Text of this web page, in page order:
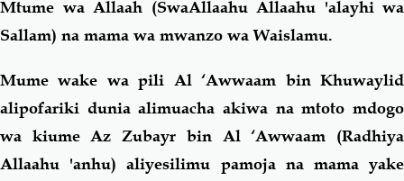
Mtume wa Allaah (SwaAllaahu Allaahu 'alayhi wa
Sallam) na mama wa mwanzo wa Waislamu.
Mume wake wa pili Al ‘Awwaam bin Khuwaylid
alipofariki dunia alimuacha akiwa na mtoto mdogo
wa kiume Az Zubayr bin Al ‘Awwaam (Radhiya
Allaahu 'anhu) aliyesilimu pamoja na mama yake